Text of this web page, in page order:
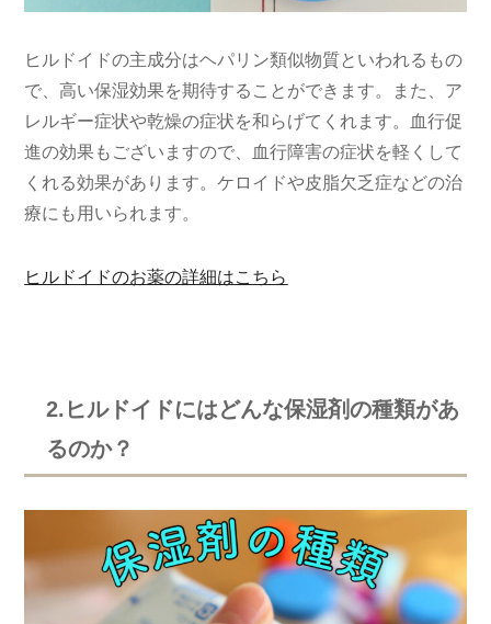
ヒルドイドの主成分はヘパリン類似物質といわれるもの
で、高い保湿効果を期待することができます。また、ア
レルギー症状や乾燥の症状を和らげてくれます。血行促
進の効果もございますので、血行障害の症状を軽くして
くれる効果があります。ケロイドや皮脂欠乏症などの治
療にも用いられます。
ヒルドイドのお薬の詳細はこちら
2.ヒルドイドにはどんな保湿剤の種類があ
るのか？